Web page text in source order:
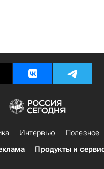
Интервью Полезное
Продукты и